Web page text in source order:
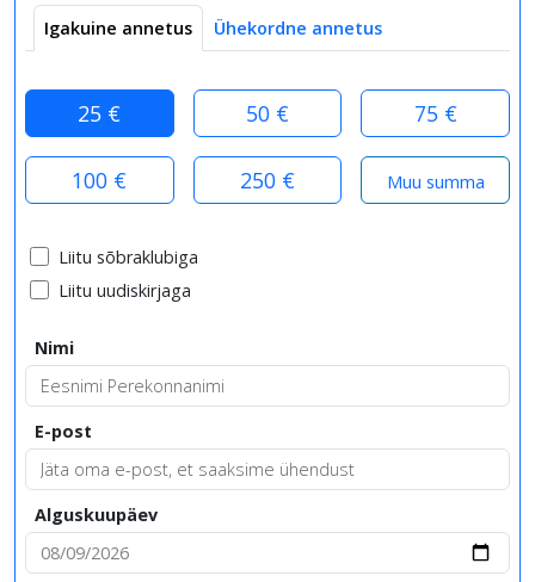
Igakuine annetus Ühekordne annetus
25 € 50 € 75 €
100 € 250 €
Liitu sõbraklubiga
Liitu uudiskirjaga
Nimi
E-post
Alguskuupäev